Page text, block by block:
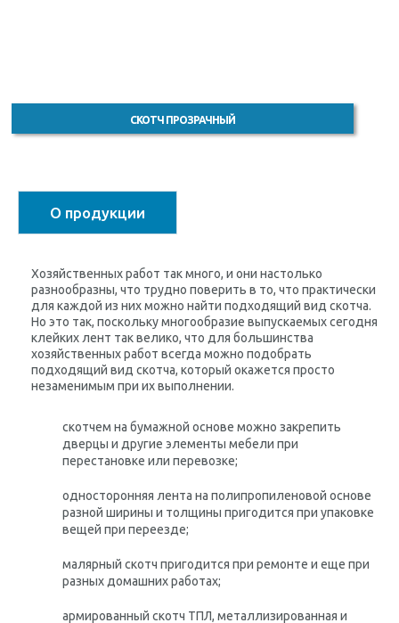
СКОТЧ ПРОЗРАЧНЫЙ
О продукции
Хозяйственных работ так много, и они настолько
разнообразны, что трудно поверить в то, что практически
для каждой из них можно найти подходящий вид скотча.
Но это так, поскольку многообразие выпускаемых сегодня
клейких лент так велико, что для большинства
хозяйственных работ всегда можно подобрать
подходящий вид скотча, который окажется просто
незаменимым при их выполнении.
скотчем на бумажной основе можно закрепить
дверцы и другие элементы мебели при
перестановке или перевозке;
односторонняя лента на полипропиленовой основе
разной ширины и толщины пригодится при упаковке
вещей при переезде;
малярный скотч пригодится при ремонте и еще при
разных домашних работах;
армированный скотч ТПЛ, металлизированная и